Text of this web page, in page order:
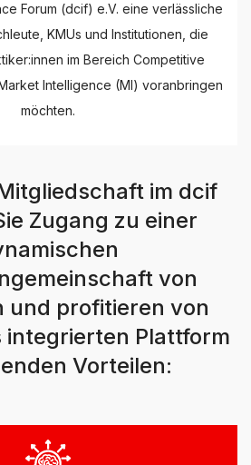
Forum (dcif) e.V. eine verlässliche
KMUs und Institutionen, die
im Bereich Competitive
Intelligence (MI) voranbringen
möchten.
im dcif
Zugang zu einer
von
und profitieren von
integrierten Plattform
Vorteilen: